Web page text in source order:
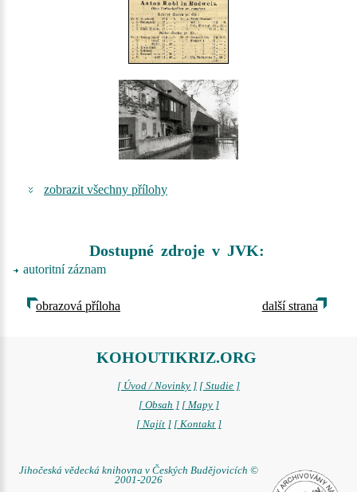
zobrazit všechny přílohy
Dostupné zdroje v JVK:
autoritní záznam
obrazová příloha další strana
KOHOUTIKRIZ.ORG
[ Úvod / Novinky ] [ Studie ]
[ Obsah ] [ Mapy ]
[ Najít ] [ Kontakt ]
Jihočeská vědecká knihovna v Českých Budějovicích ©
2001-2026